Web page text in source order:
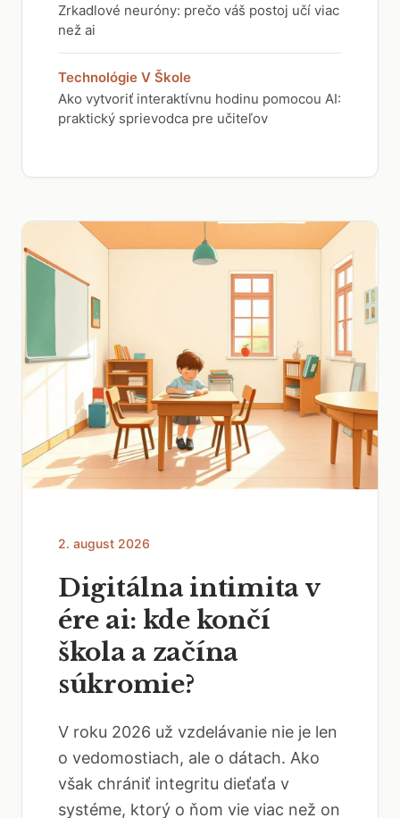
Zrkadlové neuróny: prečo váš postoj učí viac
než ai
Technológie V Škole
Ako vytvoriť interaktívnu hodinu pomocou AI:
praktický sprievodca pre učiteľov
2. august 2026
Digitálna intimita v
ére ai: kde končí
škola a začína
súkromie?
V roku 2026 už vzdelávanie nie je len
o vedomostiach, ale o dátach. Ako
však chrániť integritu dieťaťa v
systéme, ktorý o ňom vie viac než on